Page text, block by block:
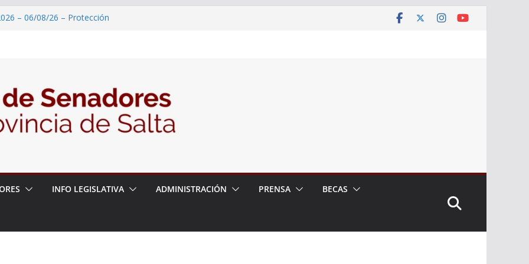
– 06/08/26 – Protección
– 06/08/26 – Reconocimiento
de Ciencias Geológicas
– 06/08/26 – Pedido de Informe
INFO LEGISLATIVA ADMINISTRACIÓN PRENSA BECAS